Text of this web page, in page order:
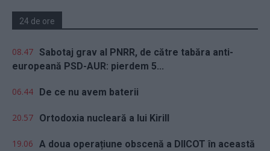
24 de ore
08.47 Sabotaj grav al PNRR, de către tabăra anti-
europeană PSD-AUR: pierdem 5...
06.44 De ce nu avem baterii
20.57 Ortodoxia nucleară a lui Kirill
19.06 A doua operațiune obscenă a DIICOT în această